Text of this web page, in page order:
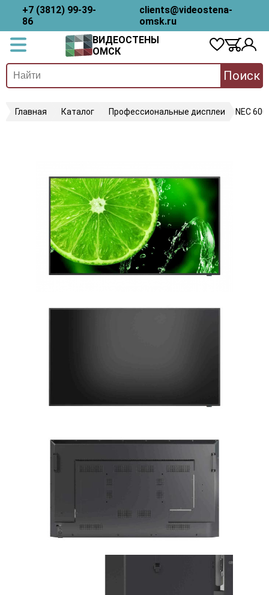
+7 (3812) 99-39-
86
clients@videostena-
omsk.ru
ВИДЕОСТЕНЫ
ОМСК
Поиск
Главная Каталог Профессиональные дисплеи NEC